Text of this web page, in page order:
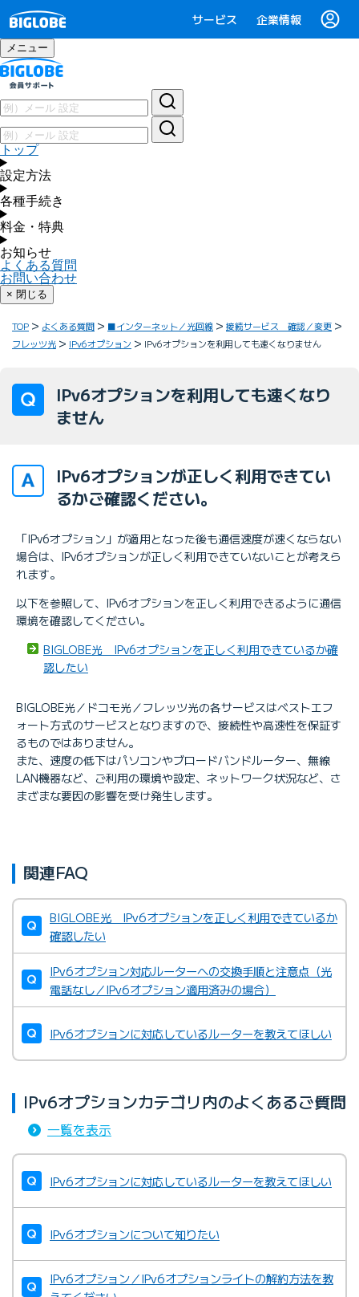
サービス 企業情報
メニュー
トップ
設定方法
各種手続き
料金・特典
お知らせ
よくある質問
お問い合わせ
× 閉じる
TOP よくある質問 ■インターネット／光回線
接続サービス 確認／変更
フレッツ光
IPv6オプション IPv6オプションを利用しても速くなりません
IPv6オプションを利用しても速くなり
ません
IPv6オプションが正しく利用できてい
るかご確認ください。
「IPv6オプション」が適用となった後も通信速度が速くならない
場合は、IPv6オプションが正しく利用できていないことが考えら
れます。
以下を参照して、IPv6オプションを正しく利用できるように通信
環境を確認してください。
BIGLOBE光 IPv6オプションを正しく利用できているか確
認したい
BIGLOBE光／ドコモ光／フレッツ光の各サービスはベストエフ
ォート方式のサービスとなりますので、接続性や高速性を保証す
るものではありません。
また、速度の低下はパソコンやブロードバンドルーター、無線
LAN機器など、ご利用の環境や設定、ネットワーク状況など、さ
まざまな要因の影響を受け発生します。
関連FAQ
BIGLOBE光 IPv6オプションを正しく利用できているか
確認したい
IPv6オプション対応ルーターへの交換手順と注意点（光
電話なし／IPv6オプション適用済みの場合）
IPv6オプションに対応しているルーターを教えてほしい
IPv6オプションカテゴリ内のよくあるご質問
一覧を表示
IPv6オプションに対応しているルーターを教えてほしい
IPv6オプションについて知りたい
IPv6オプション／IPv6オプションライトの解約方法を教